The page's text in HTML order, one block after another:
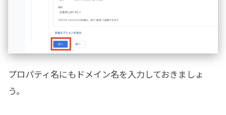
プロパティ名にもドメイン名を入力しておきましょ
う。